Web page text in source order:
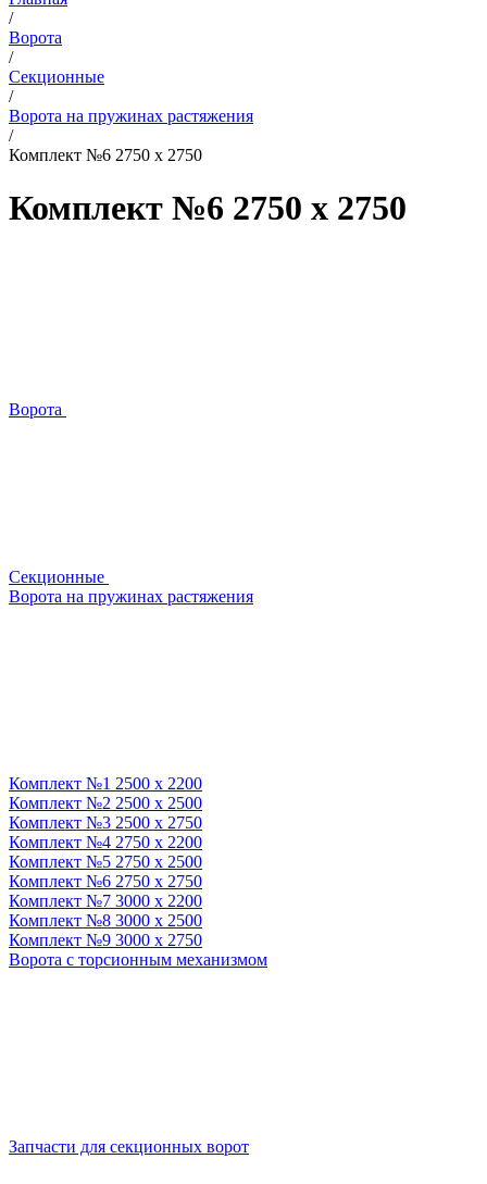
/
Ворота
/
Секционные
/
Ворота на пружинах растяжения
/
Комплект №6 2750 х 2750
Комплект №6 2750 х 2750
Ворота
Секционные
Ворота на пружинах растяжения
Комплект №1 2500 х 2200
Комплект №2 2500 х 2500
Комплект №3 2500 х 2750
Комплект №4 2750 х 2200
Комплект №5 2750 х 2500
Комплект №6 2750 х 2750
Комплект №7 3000 х 2200
Комплект №8 3000 х 2500
Комплект №9 3000 х 2750
Ворота с торсионным механизмом
Запчасти для секционных ворот